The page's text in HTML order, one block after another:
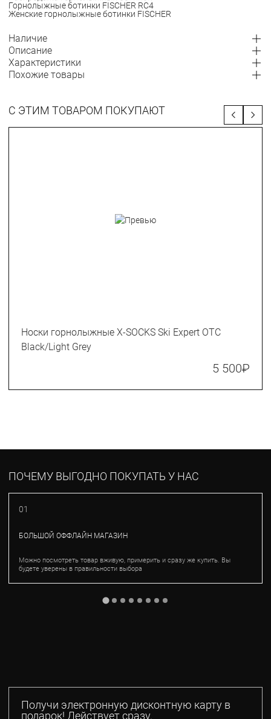
Горнолыжные ботинки FISCHER RC4
Женские горнолыжные ботинки FISCHER
Наличие
Описание
Характеристики
Похожие товары
С ЭТИМ ТОВАРОМ ПОКУПАЮТ
Носки горнолыжные X-SOCKS Ski Expert OTC
Black/Light Grey
5 500₽
ПОЧЕМУ ВЫГОДНО ПОКУПАТЬ У НАС
01
БОЛЬШОЙ ОФФЛАЙН МАГАЗИН
Можно посмотреть товар вживую, примерить и сразу же купить. Вы
будете уверены в правильности выбора
Получи электронную дисконтную карту в
подарок! Действует сразу.